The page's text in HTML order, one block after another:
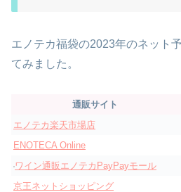
エノテカ福袋の2023年のネット
てみました。
通販サイト
エノテカ楽天市場店
ENOTECA Online
ワイン通販エノテカPayPayモール
京王ネットショッピング